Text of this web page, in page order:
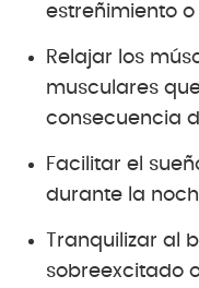
estreñimiento
Relajar los
musculares
consecuencia
Facilitar el
durante la
Tranquilizar al
sobreexcitado